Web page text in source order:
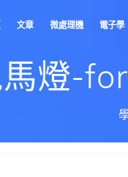
文章 微處理機 電子學
燈-